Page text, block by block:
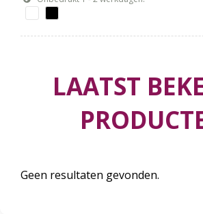
LAATST
Geen resultaten gevonden.